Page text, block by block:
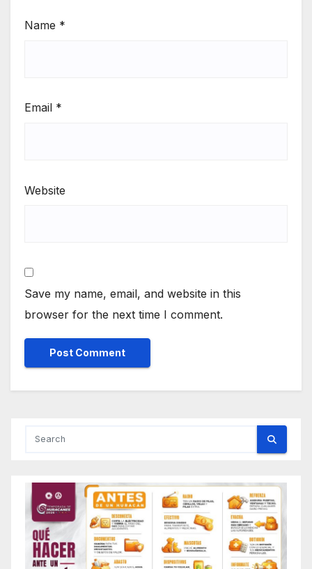
Name *
Email *
Website
Save my name, email, and website in this
browser for the next time I comment.